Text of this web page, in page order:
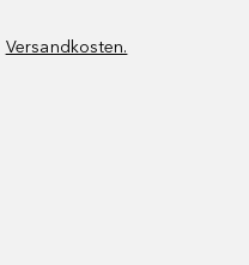
Versandkosten.